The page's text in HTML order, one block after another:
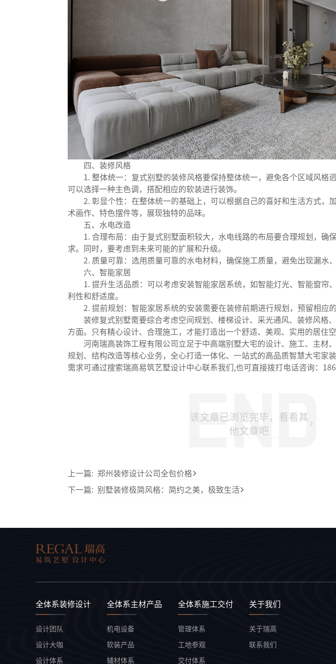
四、装修风格
1. 整体统一：复式别墅的装修风格要保持整体统一，避免各个区域风格迥
可以选择一种主色调，搭配相应的软装进行装饰。
2. 彰显个性：在整体统一的基础上，可以根据自己的喜好和生活方式，
术画作、特色摆件等，展现独特的品味。
五、水电改造
1. 合理布局：由于复式别墅面积较大，水电线路的布局要合理规划，确
求。同时，要考虑到未来可能的扩展和升级。
2. 质量可靠：选用质量可靠的水电材料，确保施工质量，避免出现漏水、
六、智能家居
1. 提升生活品质：可以考虑安装智能家居系统，如智能灯光、智能窗帘
利性和舒适度。
2. 提前规划：智能家居系统的安装需要在装修前期进行规划，预留相应的
装修复式别墅需要综合考虑空间规划、楼梯设计、采光通风、装修风格
方面。只有精心设计、合理施工，才能打造出一个舒适、美观、实用的居住空
河南瑞高装饰工程有限公司立足于中高端别墅大宅的设计、施工、主材
规划、结构改造等核心业务，全心打造一体化、一站式的高品质智慧大宅家
需求可通过搜索瑞高易筑艺墅设计中心联系我们,也可直接拨打电话咨询：
该文章已浏览完毕，看看其
他文章吧
上一篇: 郑州装修设计公司全包价格
下一篇: 别墅装修极简风格：简约之美，极致生活
全体系装修设计
设计团队
设计大咖
设计体系
全体系主材产品
机电设备
软装产品
辅材体系
全体系施工交付
管理体系
工地参观
交付体系
关于我们
关于瑞高
联系我们